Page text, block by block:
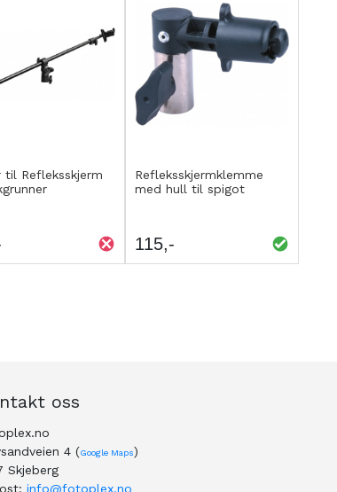
til Refleksskjerm
Refleksskjermklemme
med hull til spigot
Kjøp
LEGG
115
oss
4 (Google Maps)
Skjeberg
info@fotoplex.no